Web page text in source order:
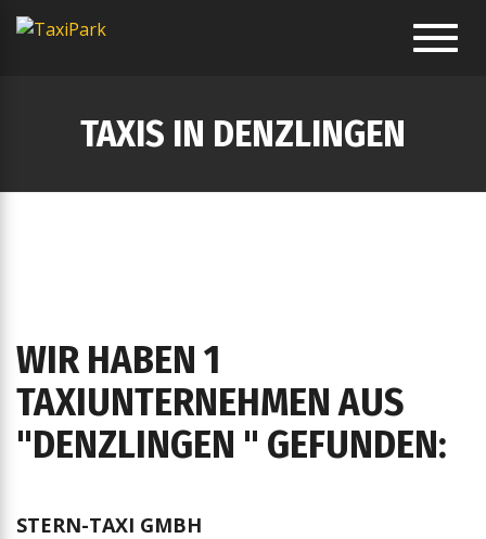
TAXIS IN DENZLINGEN
WIR HABEN 1
TAXIUNTERNEHMEN AUS
"DENZLINGEN " GEFUNDEN:
STERN-TAXI GMBH